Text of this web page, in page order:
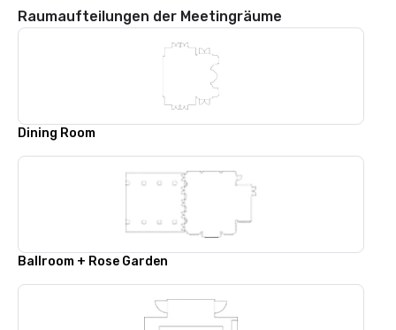
Raumaufteilungen der Meetingräume
Dining Room
Ballroom + Rose Garden